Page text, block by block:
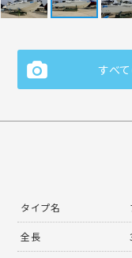
すべ
タイプ名
全長